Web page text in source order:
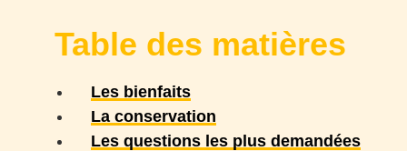
Table des matières
Les bienfaits
La conservation
Les questions les plus demandées